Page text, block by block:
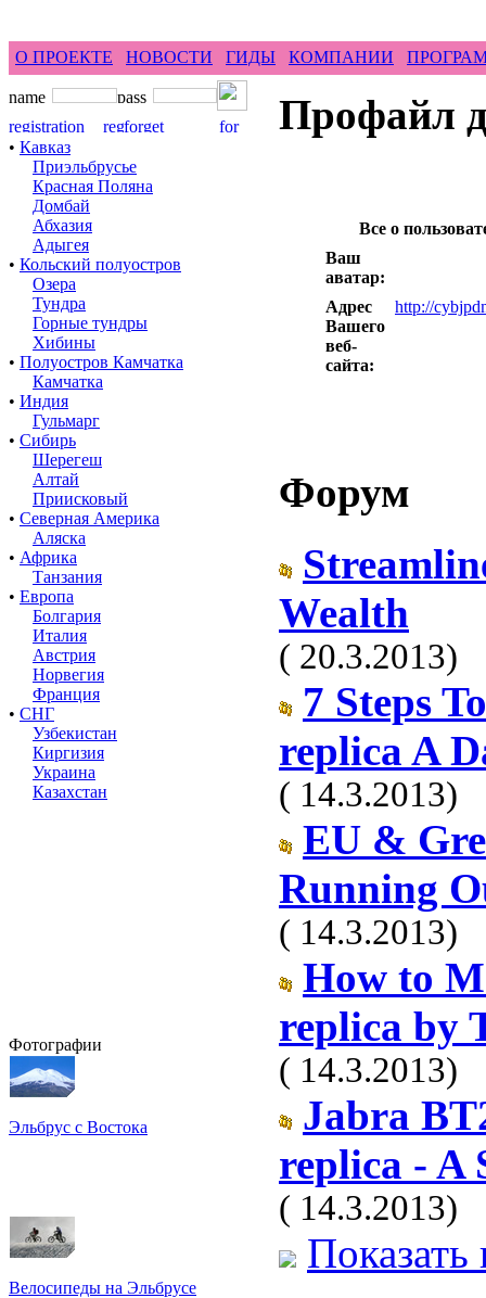
О ПРОЕКТЕ НОВОСТИ ГИДЫ КОМПАНИИ
• Кавказ
Приэльбрусье
Красная Поляна
Домбай
Абхазия
Адыгея
• Кольский полуостров
Озера
Тундра
Горные тундры
Хибины
• Полуостров Камчатка
Камчатка
• Индия
Гульмарг
• Сибирь
Шерегеш
Алтай
Приисковый
• Северная Америка
Аляска
• Африка
Танзания
• Европа
Болгария
Италия
Австрия
Норвегия
Франция
• СНГ
Узбекистан
Киргизия
Украина
Казахстан
Фотографии
Эльбрус с Востока
Велосипеды на Эльбрусе
Профайл
Все о
Ваш
аватар:
Адрес
Вашего
веб-
сайта:
http://
Форум
Wealth
( 20.3.2013)
7 Steps
replica A
( 14.3.2013)
EU &
Running
( 14.3.2013)
How to
replica by
( 14.3.2013)
Jabra
replica - A
( 14.3.2013)
Показать